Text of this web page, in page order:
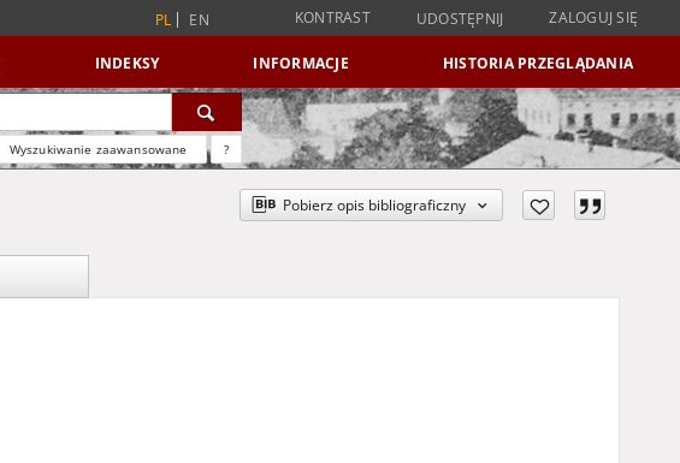
PL EN KONTRAST UDOSTĘPNIJ ZALOGUJ SIĘ
INDEKSY INFORMACJE HISTORIA PRZEGLĄDANIA
Wyszukiwanie zaawansowane ?
Pobierz opis bibliograficzny